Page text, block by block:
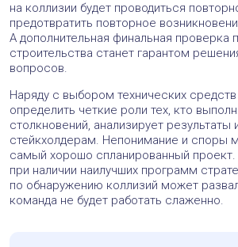
на коллизии будет проводиться
предотвратить повторное
А дополнительная финальная проверка
строительства станет гарантом
вопросов.
Наряду с выбором технических
определить четкие роли тех, кто
столкновений, анализирует
стейкхолдерам. Непонимание и споры
самый хорошо спланированный
при наличии наилучших программ
по обнаружению коллизий может
команда не будет работать слаженно.